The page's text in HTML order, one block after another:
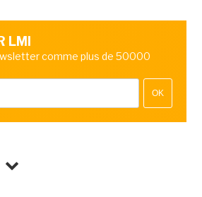
LMI
comme plus de 50000
OK